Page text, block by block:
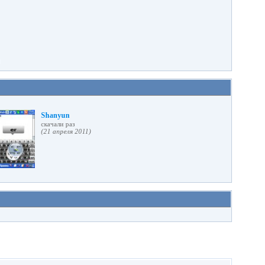
Shanyun
cкачали раз
(21 апреля 2011)